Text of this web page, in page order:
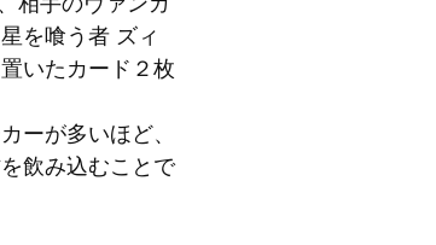
を喰う者 ズィ
いたカード２枚
ーが多いほど、
飲み込むことで